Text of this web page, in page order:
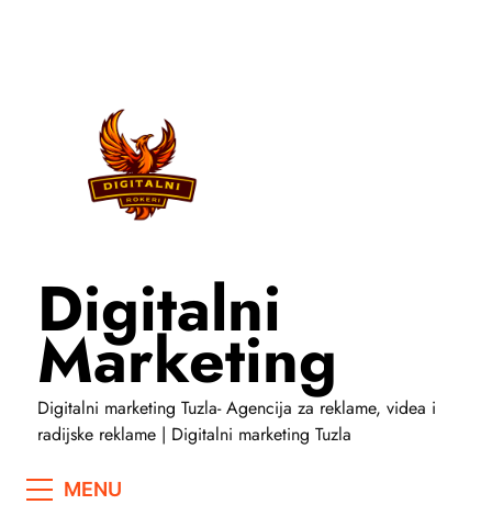
Digitalni
Marketing
Digitalni marketing Tuzla- Agencija za reklame, videa i
radijske reklame | Digitalni marketing Tuzla
MENU